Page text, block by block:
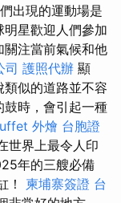
出現的運動場是
星歡迎人們參加
注當前氣候和他
司 護照代辦 顯
似的道路並不容
時，會引起一種
外燴 台胞證
世界上最令人印
年的三艘必備
！ 柬埔寨簽證 台